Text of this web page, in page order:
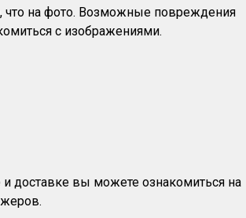
что на фото. Возможные повреждения
с изображениями.
доставке вы можете ознакомиться на